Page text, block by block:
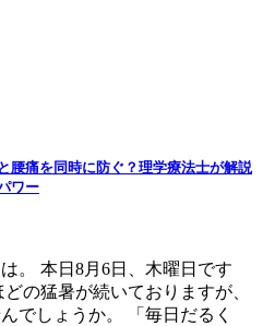
腰痛を同時に防ぐ？理学療法士が解説
ワー
。 本日8月6日、木曜日です
の猛暑が続いておりますが、
でしょうか。 「毎日だるく